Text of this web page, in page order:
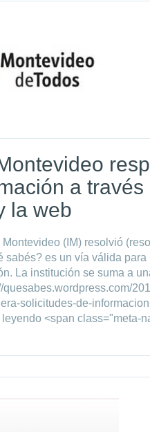
a través
la web
(IM) resolvió
sabés? es un vía válida para
La institución se suma a
solicitudes-de-
<span class="meta-